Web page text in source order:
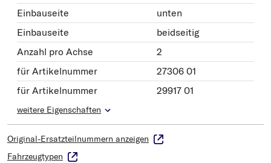
Einbauseite
unten
Einbauseite
beidseitig
Anzahl pro Achse
2
für Artikelnummer
27306 01
für Artikelnummer
29917 01
weitere Eigenschaften
Original-Ersatzteilnummern anzeigen
Fahrzeugtypen